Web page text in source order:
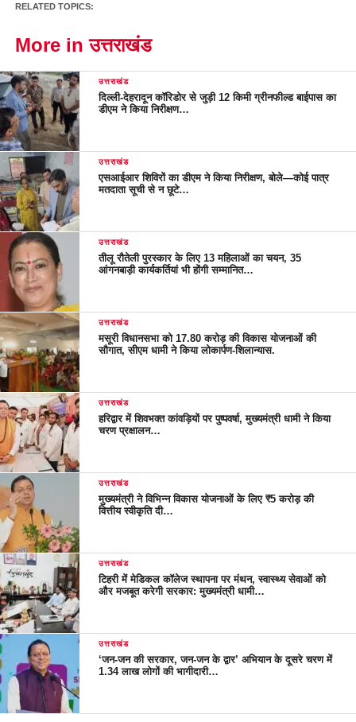
RELATED TOPICS:
More in उत्तराखंड
उत्तराखंड
दिल्ली-देहरादून कॉरिडोर से जुड़ी 12 किमी ग्रीनफील्ड बाईपास का
डीएम ने किया निरीक्षण…
उत्तराखंड
एसआईआर शिविरों का डीएम ने किया निरीक्षण, बोले—कोई पात्र
मतदाता सूची से न छूटे…
उत्तराखंड
तीलू रौतेली पुरस्कार के लिए 13 महिलाओं का चयन, 35
आंगनबाड़ी कार्यकर्तियां भी होंगी सम्मानित…
उत्तराखंड
मसूरी विधानसभा को 17.80 करोड़ की विकास योजनाओं की
सौगात, सीएम धामी ने किया लोकार्पण-शिलान्यास.
उत्तराखंड
हरिद्वार में शिवभक्त कांवड़ियों पर पुष्पवर्षा, मुख्यमंत्री धामी ने किया
चरण प्रक्षालन…
उत्तराखंड
मुख्यमंत्री ने विभिन्न विकास योजनाओं के लिए ₹5 करोड़ की
वित्तीय स्वीकृति दी…
उत्तराखंड
टिहरी में मेडिकल कॉलेज स्थापना पर मंथन, स्वास्थ्य सेवाओं को
और मजबूत करेगी सरकार: मुख्यमंत्री धामी…
उत्तराखंड
‘जन-जन की सरकार, जन-जन के द्वार’ अभियान के दूसरे चरण में
1.34 लाख लोगों की भागीदारी…